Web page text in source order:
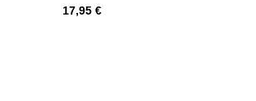
17,95 €